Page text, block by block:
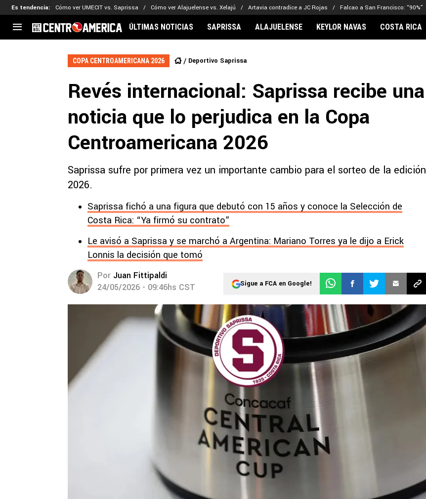
Es tendencia: Cómo ver UMECIT vs. Saprissa Cómo ver Alajuelense vs. Xelajú Artavia contradice a JC Rojas Falcao a San Francisco: “90%”
CENTROAMÉRICA
CONCACAF
Liga de Naciones
Copa de Campeones
Copa Centroamericana
MLS
LEGIONARIOS
Kervin Arriaga
Adalberto Carrasquilla
Nathaniel Méndez-Laing
Alajuelense
Comunicaciones
Real Estelí
Noticias
ÚLTIMAS NOTICIAS SAPRISSA ALAJUELENSE KEYLOR NAVAS COSTA RICA
COPA CENTROAMERICANA 2026 Deportivo Saprissa
Revés internacional: Saprissa recibe una
noticia que lo perjudica en la Copa
Centroamericana 2026
Saprissa sufre por primera vez un importante cambio para el sorteo de la edición
2026.
Saprissa fichó a una figura que debutó con 15 años y conoce la Selección de
Costa Rica: “Ya firmó su contrato”
Le avisó a Saprissa y se marchó a Argentina: Mariano Torres ya le dijo a Erick
Lonnis la decisión que tomó
Por Juan Fittipaldi
24/05/2026 - 09:46hs CST
Sigue a FCA en Google!